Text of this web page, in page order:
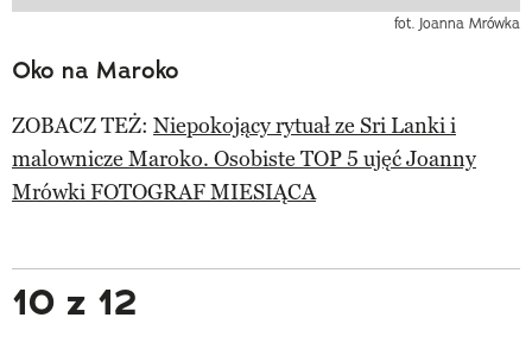
fot. Joanna Mrówka
Oko na Maroko
ZOBACZ TEŻ: Niepokojący rytuał ze Sri Lanki i
malownicze Maroko. Osobiste TOP 5 ujęć Joanny
Mrówki FOTOGRAF MIESIĄCA
10 z 12